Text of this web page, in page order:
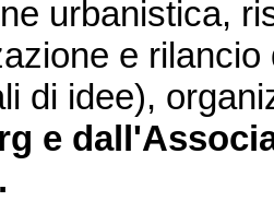
urbanistica,
e
di idee),
e